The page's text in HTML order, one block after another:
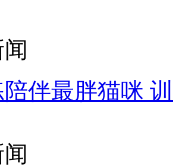
伴最胖猫咪